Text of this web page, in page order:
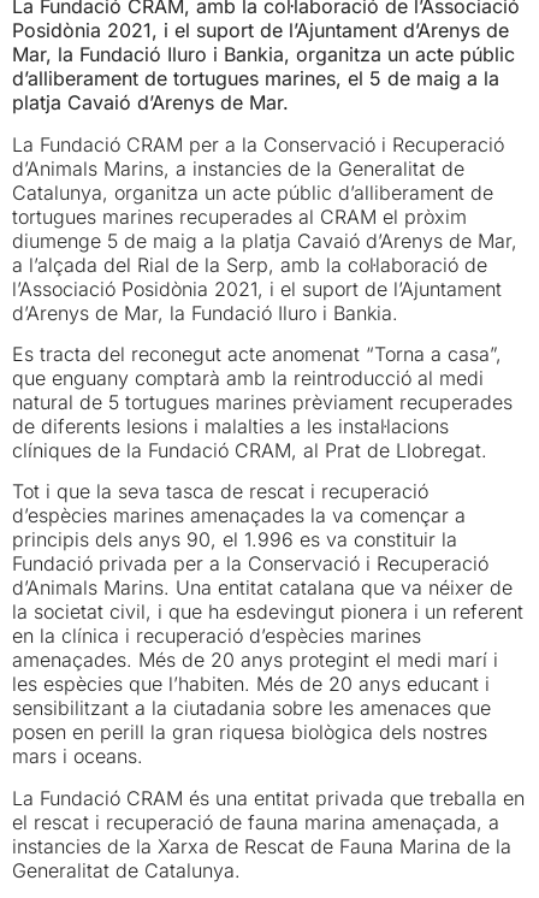
La Fundació CRAM, amb la col·laboració de l’Associació
Posidònia 2021, i el suport de l’Ajuntament d’Arenys de
Mar, la Fundació Iluro i Bankia, organitza un acte públic
d’alliberament de tortugues marines, el 5 de maig a la
platja Cavaió d’Arenys de Mar.
La Fundació CRAM per a la Conservació i Recuperació
d’Animals Marins, a instancies de la Generalitat de
Catalunya, organitza un acte públic d’alliberament de
tortugues marines recuperades al CRAM el pròxim
diumenge 5 de maig a la platja Cavaió d’Arenys de Mar,
a l’alçada del Rial de la Serp, amb la col·laboració de
l’Associació Posidònia 2021, i el suport de l’Ajuntament
d’Arenys de Mar, la Fundació Iluro i Bankia.
Es tracta del reconegut acte anomenat “Torna a casa”,
que enguany comptarà amb la reintroducció al medi
natural de 5 tortugues marines prèviament recuperades
de diferents lesions i malalties a les instal·lacions
clíniques de la Fundació CRAM, al Prat de Llobregat.
Tot i que la seva tasca de rescat i recuperació
d’espècies marines amenaçades la va començar a
principis dels anys 90, el 1.996 es va constituir la
Fundació privada per a la Conservació i Recuperació
d’Animals Marins. Una entitat catalana que va néixer de
la societat civil, i que ha esdevingut pionera i un referent
en la clínica i recuperació d’espècies marines
amenaçades. Més de 20 anys protegint el medi marí i
les espècies que l’habiten. Més de 20 anys educant i
sensibilitzant a la ciutadania sobre les amenaces que
posen en perill la gran riquesa biològica dels nostres
mars i oceans.
La Fundació CRAM és una entitat privada que treballa en
el rescat i recuperació de fauna marina amenaçada, a
instancies de la Xarxa de Rescat de Fauna Marina de la
Generalitat de Catalunya.